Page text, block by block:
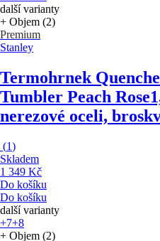
další varianty
+ Objem (2)
Premium
Stanley
Termohrnek
Tumbler Peach Rose
nerezové oceli,
(1)
Skladem
1 349 Kč
Do košíku
Do košíku
další varianty
+7+8
+ Objem (2)